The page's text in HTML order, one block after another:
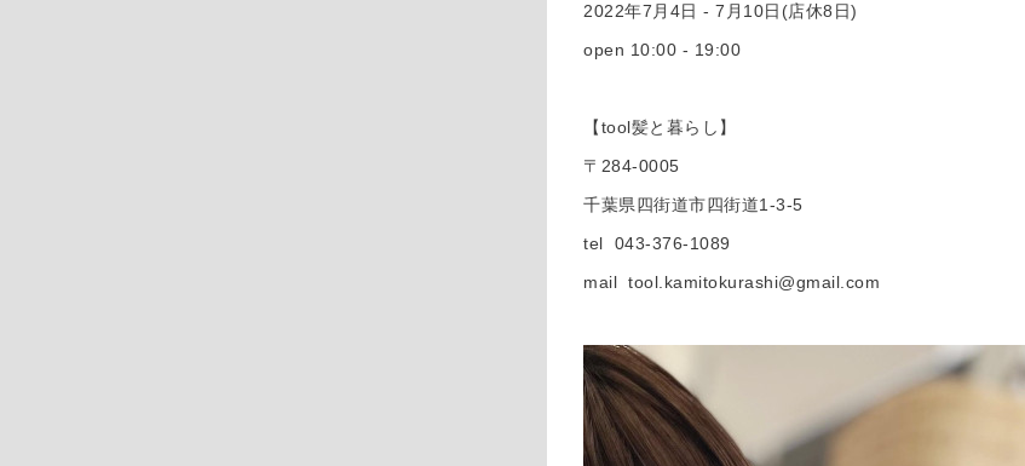
2022年7月4日 - 7月10日(店休8日)
open 10:00 - 19:00
【tool髪と暮らし】
〒284-0005
千葉県四街道市四街道1-3-5
tel 043-376-1089
mail tool.kamitokurashi@gmail.com